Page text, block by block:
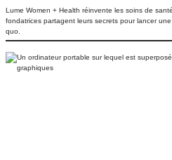
Lume Women + Health réinvente les soins de
fondatrices partagent leurs secrets pour lancer
quo.